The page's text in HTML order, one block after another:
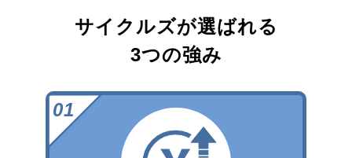
サイクルズが選ばれる
3つの強み